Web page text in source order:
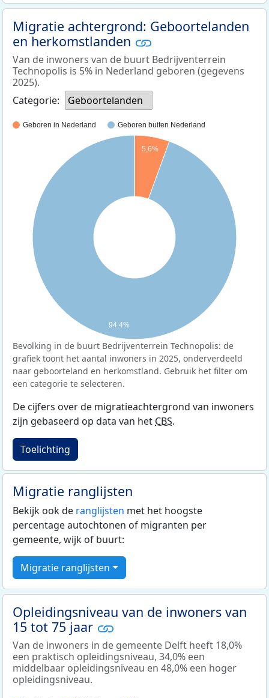
Migratie achtergrond: Geboortelanden
en herkomstlanden
Van de inwoners van de buurt Bedrijventerrein
Technopolis is 5% in Nederland geboren (gegevens
2025).
Categorie:
Geboortelanden
Geboren in Nederland Geboren buiten Nederland
5,6%
94,4%
Bevolking in de buurt Bedrijventerrein Technopolis: de
grafiek toont het aantal inwoners in 2025, onderverdeeld
naar geboorteland en herkomstland. Gebruik het filter om
een categorie te selecteren.
De cijfers over de migratieachtergrond van inwoners
zijn gebaseerd op data van het CBS.
Toelichting
Migratie ranglijsten
Bekijk ook de ranglijsten met het hoogste
percentage autochtonen of migranten per
gemeente, wijk of buurt:
Migratie ranglijsten
Opleidingsniveau van de inwoners van
15 tot 75 jaar
Van de inwoners in de gemeente Delft heeft 18,0%
een praktisch opleidingsniveau, 34,0% een
middelbaar opleidingsniveau en 48,0% een hoger
opleidingsniveau.